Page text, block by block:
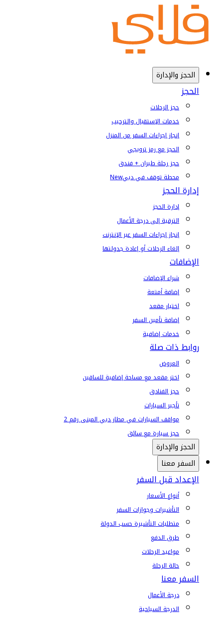
الحجز والإدارة
الحجز
حجز الرحلات
خدمات الإستقبال والترحيب
إنجاز إجراءات السفر من المنزل
الحجز مع رمز ترويجي
حجز رحلة طيران + فندق
محطة توقف في دبيNew
إدارة الحجز
إدارة الحجز
الترقية إلى درجة الأعمال
إنجاز إجراءات السفر عبر الإنترنت
إلغاء الرحلات أو إعادة جدولتها
الإضافات
شراء الإضافات
إضافة أمتعة
اختيار مقعد
إضافة تأمين السفر
خدمات إضافية
روابط ذات صلة
العروض
اختر مقعد مع مساحة إضافية للساقين
حجز الفنادق
تأجير السيارات
مواقف السيارات في مطار دبي المبنى رقم 2
حجز سيارة مع سائق
الحجز والإدارة
السفر معنا
الإعداد قبل السفر
أنواع الأسعار
التأشيرات وجوازات السفر
متطلبات التأشيرة حسب الدولة
طرق الدفع
مواعيد الرحلات
حالة الرحلة
السفر معنا
درجة الأعمال
الدرجة السياحية